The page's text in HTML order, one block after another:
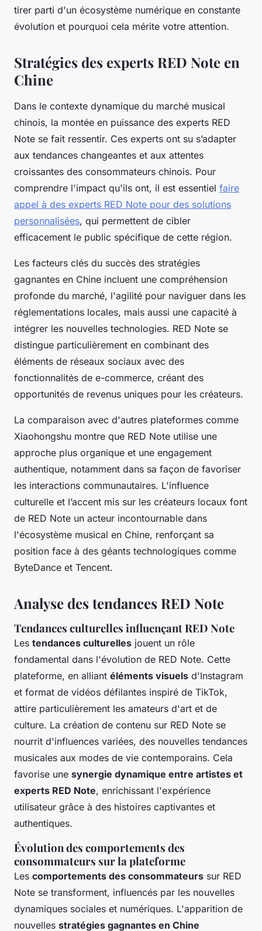
tirer parti d'un écosystème numérique en constante
évolution et pourquoi cela mérite votre attention.
Stratégies des experts RED Note en
Chine
Dans le contexte dynamique du marché musical
chinois, la montée en puissance des experts RED
Note se fait ressentir. Ces experts ont su s’adapter
aux tendances changeantes et aux attentes
croissantes des consommateurs chinois. Pour
comprendre l'impact qu'ils ont, il est essentiel faire
appel à des experts RED Note pour des solutions
personnalisées, qui permettent de cibler
efficacement le public spécifique de cette région.
Les facteurs clés du succès des stratégies
gagnantes en Chine incluent une compréhension
profonde du marché, l'agilité pour naviguer dans les
réglementations locales, mais aussi une capacité à
intégrer les nouvelles technologies. RED Note se
distingue particulièrement en combinant des
éléments de réseaux sociaux avec des
fonctionnalités de e-commerce, créant des
opportunités de revenus uniques pour les créateurs.
La comparaison avec d'autres plateformes comme
Xiaohongshu montre que RED Note utilise une
approche plus organique et une engagement
authentique, notamment dans sa façon de favoriser
les interactions communautaires. L'influence
culturelle et l’accent mis sur les créateurs locaux font
de RED Note un acteur incontournable dans
l'écosystème musical en Chine, renforçant sa
position face à des géants technologiques comme
ByteDance et Tencent.
Analyse des tendances RED Note
Tendances culturelles influençant RED Note
Les tendances culturelles jouent un rôle
fondamental dans l'évolution de RED Note. Cette
plateforme, en alliant éléments visuels d'Instagram
et format de vidéos défilantes inspiré de TikTok,
attire particulièrement les amateurs d'art et de
culture. La création de contenu sur RED Note se
nourrit d'influences variées, des nouvelles tendances
musicales aux modes de vie contemporains. Cela
favorise une synergie dynamique entre artistes et
experts RED Note, enrichissant l'expérience
utilisateur grâce à des histoires captivantes et
authentiques.
Évolution des comportements des
consommateurs sur la plateforme
Les comportements des consommateurs sur RED
Note se transforment, influencés par les nouvelles
dynamiques sociales et numériques. L'apparition de
nouvelles stratégies gagnantes en Chine